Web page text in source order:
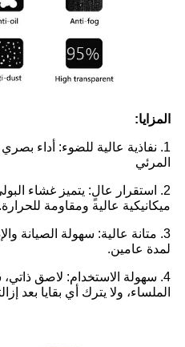
المزايا:
1. نفاذية عالية للضوء: أداء
المرئي
ميكانيكية عالية ومقاومة للحرارة.
3. متانة عالية: سهولة الصيانة
لمدة عامين.
4. سهولة الاستخدام: لاصق
الملساء، ولا يترك أي بقايا بعد